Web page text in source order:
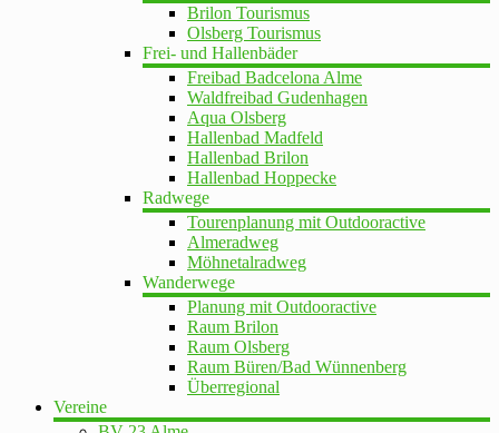
Brilon Tourismus
Olsberg Tourismus
Frei- und Hallenbäder
Freibad Badcelona Alme
Waldfreibad Gudenhagen
Aqua Olsberg
Hallenbad Madfeld
Hallenbad Brilon
Hallenbad Hoppecke
Radwege
Tourenplanung mit Outdooractive
Almeradweg
Möhnetalradweg
Wanderwege
Planung mit Outdooractive
Raum Brilon
Raum Olsberg
Raum Büren/Bad Wünnenberg
Überregional
Vereine